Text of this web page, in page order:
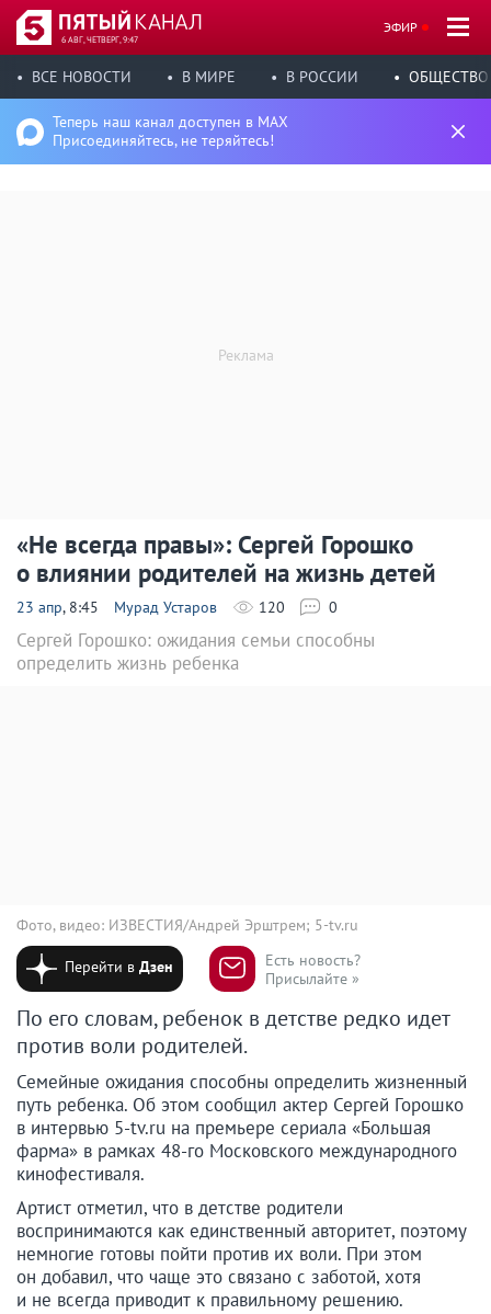
6 АВГ, ЧЕТВЕРГ, 9:47
ЭФИР
ВСЕ НОВОСТИ В МИРЕ В РОССИИ ОБЩЕСТВО
Теперь наш канал доступен в MAX
Присоединяйтесь, не теряйтесь!
«Не всегда правы»: Сергей Горошко
о влиянии родителей на жизнь детей
23 апр, 8:45 Мурад Устаров 120 0
Сергей Горошко: ожидания семьи способны
определить жизнь ребенка
Фото, видео: ИЗВЕСТИЯ/Андрей Эрштрем; 5-tv.ru
Перейти вДзен
Есть новость?
Присылайте »
По его словам, ребенок в детстве редко идет
против воли родителей.
Семейные ожидания способны определить жизненный
путь ребенка. Об этом сообщил актер Сергей Горошко
в интервью 5-tv.ru на премьере сериала «Большая
фарма» в рамках 48-го Московского международного
кинофестиваля.
Артист отметил, что в детстве родители
воспринимаются как единственный авторитет, поэтому
немногие готовы пойти против их воли. При этом
он добавил, что чаще это связано с заботой, хотя
и не всегда приводит к правильному решению.